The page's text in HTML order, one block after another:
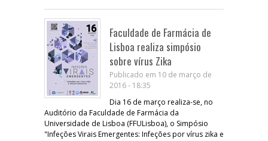
Faculdade de Farmácia de
Lisboa realiza simpósio
sobre vírus Zika
Publicado em 10 de março de
2016 - 18:35
Dia 16 de março realiza-se, no
Auditório da Faculdade de Farmácia da
Universidade de Lisboa (FFULisboa), o Simpósio
"Infeções Virais Emergentes: Infeções por vírus zika e